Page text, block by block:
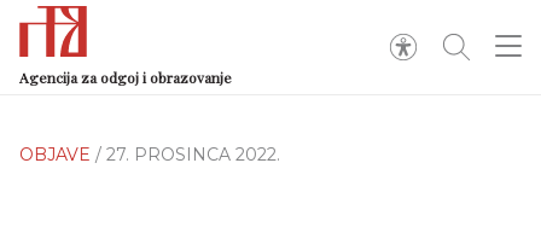
Agencija za odgoj i obrazovanje
OBJAVE / 27. PROSINCA 2022.